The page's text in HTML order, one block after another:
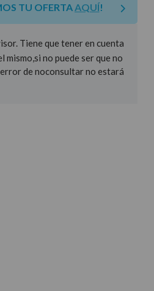
TU OFERTA AQUÍ!
Tiene que tener en cuenta
no puede ser que no
de noconsultar no estará